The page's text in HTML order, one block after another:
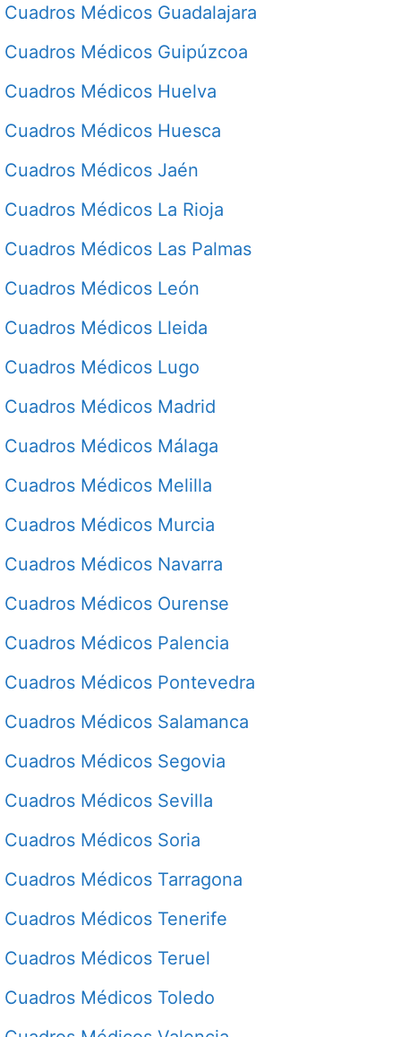
Cuadros Médicos Guadalajara
Cuadros Médicos Guipúzcoa
Cuadros Médicos Huelva
Cuadros Médicos Huesca
Cuadros Médicos Jaén
Cuadros Médicos La Rioja
Cuadros Médicos Las Palmas
Cuadros Médicos León
Cuadros Médicos Lleida
Cuadros Médicos Lugo
Cuadros Médicos Madrid
Cuadros Médicos Málaga
Cuadros Médicos Melilla
Cuadros Médicos Murcia
Cuadros Médicos Navarra
Cuadros Médicos Ourense
Cuadros Médicos Palencia
Cuadros Médicos Pontevedra
Cuadros Médicos Salamanca
Cuadros Médicos Segovia
Cuadros Médicos Sevilla
Cuadros Médicos Soria
Cuadros Médicos Tarragona
Cuadros Médicos Tenerife
Cuadros Médicos Teruel
Cuadros Médicos Toledo